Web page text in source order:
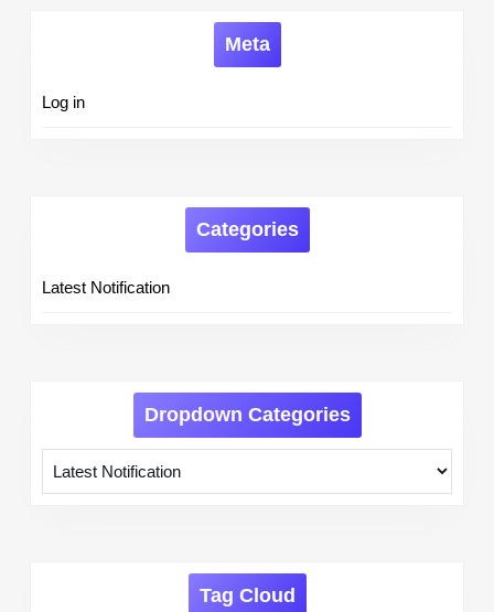
Meta
Log in
Categories
Latest Notification
Dropdown Categories
Tag Cloud